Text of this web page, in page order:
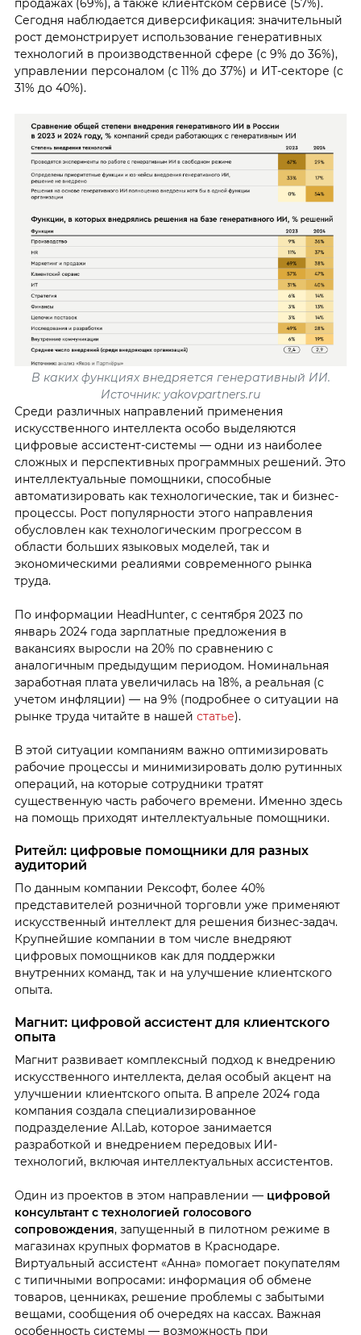
продажах (69%), а также клиентском сервисе (57%).
Сегодня наблюдается диверсификация: значительный
рост демонстрирует использование генеративных
технологий в производственной сфере (с 9% до 36%),
управлении персоналом (с 11% до 37%) и ИТ-секторе (с
31% до 40%).
В каких функциях внедряется генеративный ИИ.
Источник: yakovpartners.ru
Среди различных направлений применения
искусственного интеллекта особо выделяются
цифровые ассистент-системы — одни из наиболее
сложных и перспективных программных решений. Это
интеллектуальные помощники, способные
автоматизировать как технологические, так и бизнес-
процессы. Рост популярности этого направления
обусловлен как технологическим прогрессом в
области больших языковых моделей, так и
экономическими реалиями современного рынка
труда.
По информации HeadHunter, с сентября 2023 по
январь 2024 года зарплатные предложения в
вакансиях выросли на 20% по сравнению с
аналогичным предыдущим периодом. Номинальная
заработная плата увеличилась на 18%, а реальная (с
учетом инфляции) — на 9% (подробнее о ситуации на
рынке труда читайте в нашей статье).
В этой ситуации компаниям важно оптимизировать
рабочие процессы и минимизировать долю рутинных
операций, на которые сотрудники тратят
существенную часть рабочего времени. Именно здесь
на помощь приходят интеллектуальные помощники.
Ритейл: цифровые помощники для разных
аудиторий
По данным компании Рексофт, более 40%
представителей розничной торговли уже применяют
искусственный интеллект для решения бизнес-задач.
Крупнейшие компании в том числе внедряют
цифровых помощников как для поддержки
внутренних команд, так и на улучшение клиентского
опыта.
Магнит: цифровой ассистент для клиентского
опыта
Магнит развивает комплексный подход к внедрению
искусственного интеллекта, делая особый акцент на
улучшении клиентского опыта. В апреле 2024 года
компания создала специализированное
подразделение AI.Lab, которое занимается
разработкой и внедрением передовых ИИ-
технологий, включая интеллектуальных ассистентов.
Один из проектов в этом направлении — цифровой
консультант с технологией голосового
сопровождения, запущенный в пилотном режиме в
магазинах крупных форматов в Краснодаре.
Виртуальный ассистент «Анна» помогает покупателям
с типичными вопросами: информация об обмене
товаров, ценниках, решение проблемы с забытыми
вещами, сообщения об очередях на кассах. Важная
особенность системы — возможность при